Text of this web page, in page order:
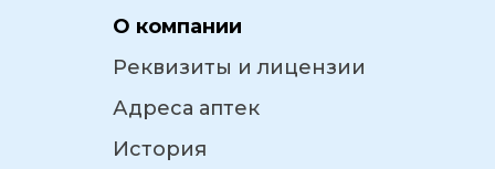
О компании
Реквизиты и лицензии
Адреса аптек
История